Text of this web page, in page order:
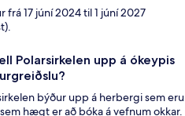
frá 17 júní 2024 til 1 júní 2027
Polarsirkelen upp á ókeypis
býður upp á herbergi sem eru
hægt er að bóka á vefnum okkar.